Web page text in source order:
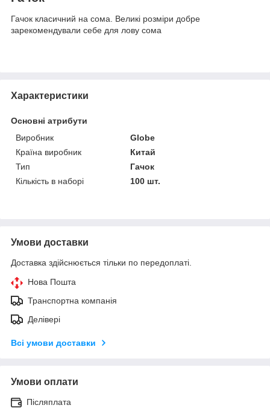
Гачок класичний на сома. Великі розміри добре
зарекомендували себе для лову сома
Характеристики
Основні атрибути
Виробник
Globe
Країна виробник
Китай
Тип
Гачок
Кількість в наборі
100 шт.
Умови доставки
Доставка здійснюється тільки по передоплаті.
Нова Пошта
Транспортна компанія
Делівері
Всі умови доставки
Умови оплати
Післяплата